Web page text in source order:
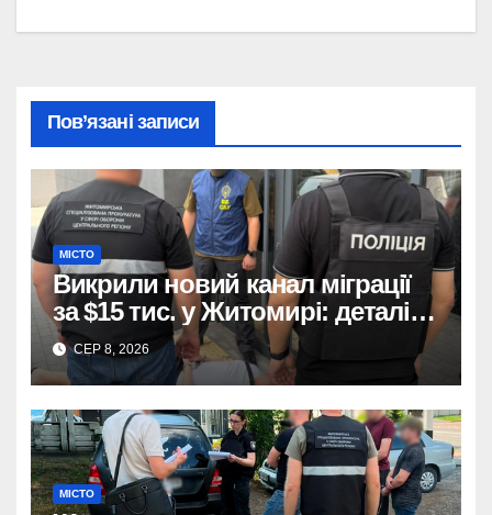
Пов’язані записи
МІСТО
Викрили новий канал міграції
за $15 тис. у Житомирі: деталі
розслідування
СЕР 8, 2026
МІСТО